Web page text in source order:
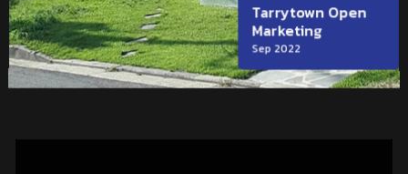
Tarrytown Open
Marketing
Sep 2022